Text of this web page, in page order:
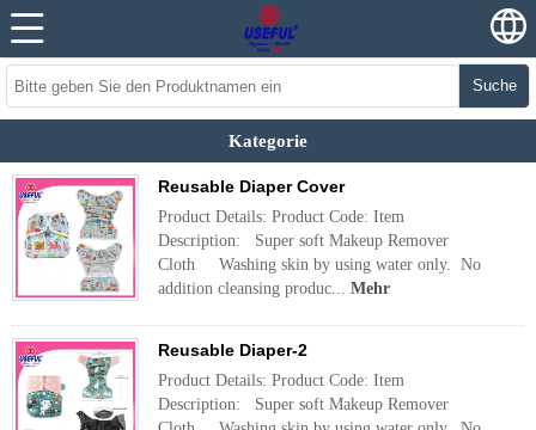
Suche
Kategorie
Reusable Diaper Cover
Product Details: Product Code: Item
Description: Super soft Makeup Remover
Cloth Washing skin by using water only. No
addition cleansing produc... Mehr
Reusable Diaper-2
Product Details: Product Code: Item
Description: Super soft Makeup Remover